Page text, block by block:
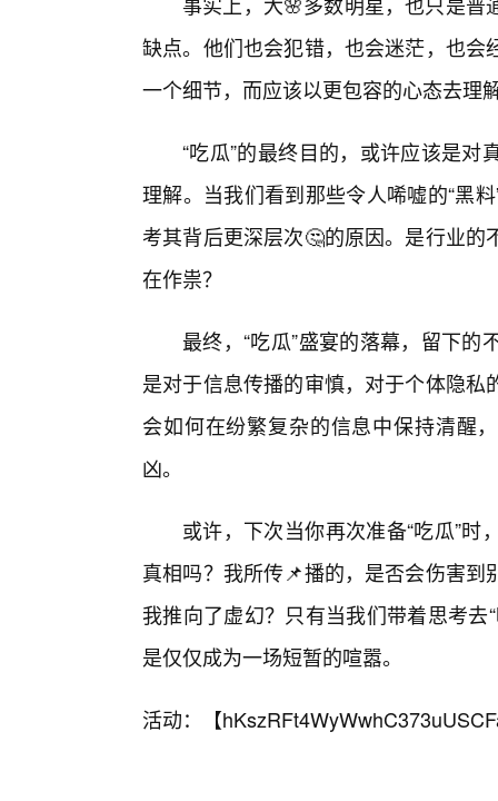
缺点。他们也会犯错，也会迷茫，也
一个细节，而应该以更包容的心态去理
“吃瓜”的最终目的，或许应该是
理解。当我们看到那些令人唏嘘的“黑
考其背后更深层次🤔的原因。是行业
在作祟？
最终，“吃瓜”盛宴的落幕，留下
是对于信息传播的审慎，对于个体隐
会如何在纷繁复杂的信息中保持清醒
凶。
或许，下次当你再次准备“吃瓜”
真相吗？我所传📌播的，是否会伤害
我推向了虚幻？只有当我们带着思考
是仅仅成为一场短暂的喧嚣。
活动：【